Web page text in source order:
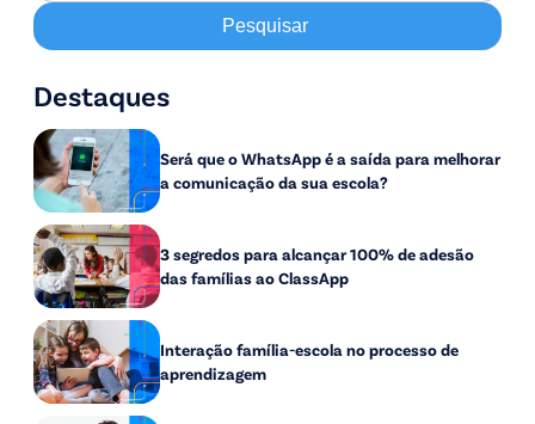
Destaques
Será que o WhatsApp é a saída para melhorar
a comunicação da sua escola?
3 segredos para alcançar 100% de adesão
das famílias ao ClassApp
Interação família-escola no processo de
aprendizagem